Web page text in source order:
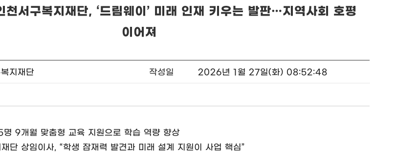
천서구복지재단, ‘드림웨이’ 미래 인재 키우는 발판…지역사회 호평
이어져
지재단 작성일 2026년 1월 27일(화) 08:52:48
명 9개월 맞춤형 교육 지원으로 학습 역량 향상
단 상임이사, “학생 잠재력 발견과 미래 설계 지원이 사업 핵심”